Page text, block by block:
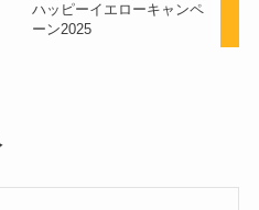
ハッピーイエローキャンペ
ーン2025